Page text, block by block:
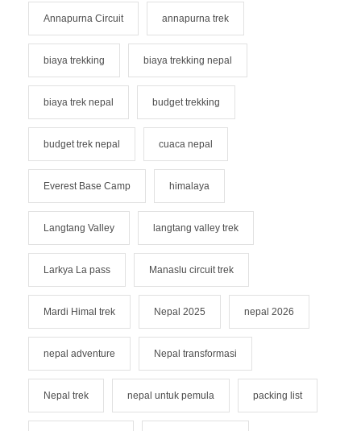
Annapurna Circuit annapurna trek
biaya trekking biaya trekking nepal
biaya trek nepal budget trekking
budget trek nepal cuaca nepal
Everest Base Camp himalaya
Langtang Valley langtang valley trek
Larkya La pass Manaslu circuit trek
Mardi Himal trek Nepal 2025 nepal 2026
nepal adventure Nepal transformasi
Nepal trek nepal untuk pemula packing list